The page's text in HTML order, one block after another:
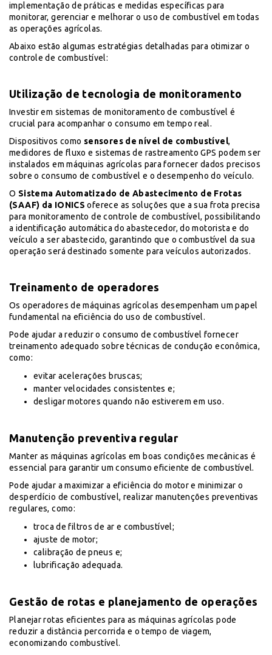
implementação de práticas e medidas específicas para
monitorar, gerenciar e melhorar o uso de combustível em todas
as operações agrícolas.
Abaixo estão algumas estratégias detalhadas para otimizar o
controle de combustível:
Utilização de tecnologia de monitoramento
Investir em sistemas de monitoramento de combustível é
crucial para acompanhar o consumo em tempo real.
Dispositivos como sensores de nível de combustível,
medidores de fluxo e sistemas de rastreamento GPS podem ser
instalados em máquinas agrícolas para fornecer dados precisos
sobre o consumo de combustível e o desempenho do veículo.
O Sistema Automatizado de Abastecimento de Frotas
(SAAF) da IONICS oferece as soluções que a sua frota precisa
para monitoramento de controle de combustível, possibilitando
a identificação automática do abastecedor, do motorista e do
veículo a ser abastecido, garantindo que o combustível da sua
operação será destinado somente para veículos autorizados.
Treinamento de operadores
Os operadores de máquinas agrícolas desempenham um papel
fundamental na eficiência do uso de combustível.
Pode ajudar a reduzir o consumo de combustível fornecer
treinamento adequado sobre técnicas de condução econômica,
como:
evitar acelerações bruscas;
manter velocidades consistentes e;
desligar motores quando não estiverem em uso.
Manutenção preventiva regular
Manter as máquinas agrícolas em boas condições mecânicas é
essencial para garantir um consumo eficiente de combustível.
Pode ajudar a maximizar a eficiência do motor e minimizar o
desperdício de combustível, realizar manutenções preventivas
regulares, como:
troca de filtros de ar e combustível;
ajuste de motor;
calibração de pneus e;
lubrificação adequada.
Gestão de rotas e planejamento de operações
Planejar rotas eficientes para as máquinas agrícolas pode
reduzir a distância percorrida e o tempo de viagem,
economizando combustível.